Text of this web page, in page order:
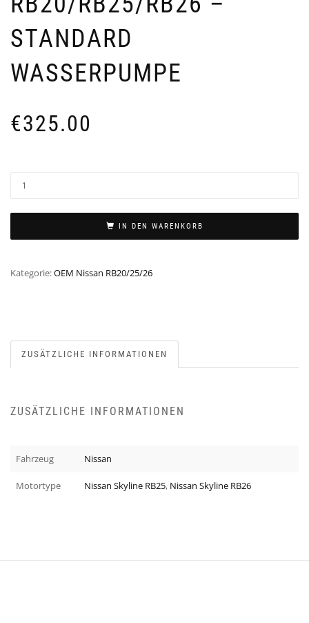
STANDARD
WASSERPUMPE
€325.00
IN DEN WARENKORB
Kategorie:OEM Nissan RB20/25/26
ZUSÄTZLICHE INFORMATIONEN
ZUSÄTZLICHE INFORMATIONEN
Fahrzeug Nissan
Motortype Nissan Skyline RB25, Nissan Skyline RB26